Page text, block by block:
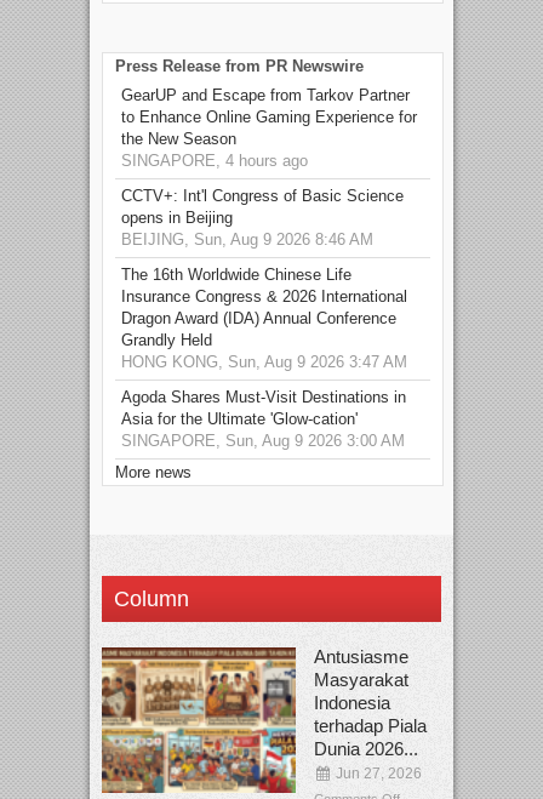
Press Release from PR Newswire
GearUP and Escape from Tarkov Partner
to Enhance Online Gaming Experience for
the New Season
SINGAPORE, 4 hours ago
CCTV+: Int'l Congress of Basic Science
opens in Beijing
BEIJING, Sun, Aug 9 2026 8:46 AM
The 16th Worldwide Chinese Life
Insurance Congress & 2026 International
Dragon Award (IDA) Annual Conference
Grandly Held
HONG KONG, Sun, Aug 9 2026 3:47 AM
Agoda Shares Must-Visit Destinations in
Asia for the Ultimate 'Glow-cation'
SINGAPORE, Sun, Aug 9 2026 3:00 AM
More news
Column
Antusiasme
Masyarakat
Indonesia
terhadap Piala
Dunia 2026...
Jun 27, 2026